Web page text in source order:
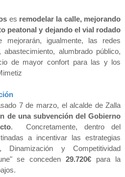
es remodelar la calle, mejorando
peatonal y dejando el vial rodado
mejorarán, igualmente, las redes
alumbrado público,
de mayor confort para las y los
7 de marzo, el alcalde de Zalla
de una subvención del Gobierno
. Concretamente, dentro del
a incentivar las estrategias
Dinamización y Competitividad
se conceden 29.720€ para la